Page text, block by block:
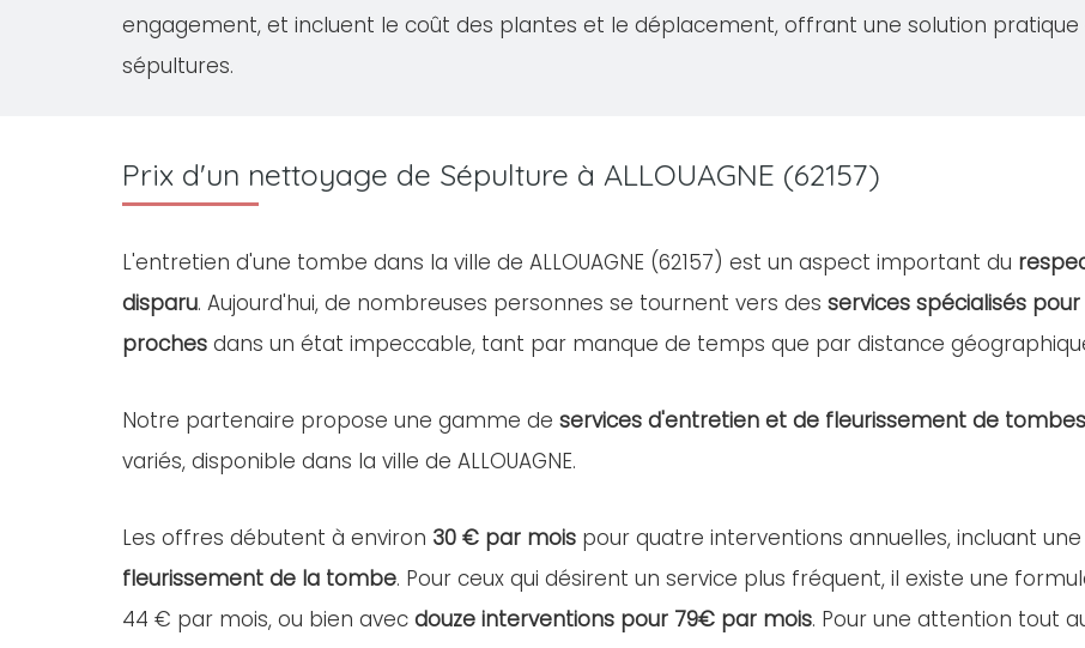
engagement, et incluent le coût des plantes et le déplacement, offrant une solution
sépultures.
Prix d'un nettoyage de Sépulture à ALLOUAGNE (62157)
L'entretien d'une tombe dans la ville de ALLOUAGNE (62157) est un aspect important du
disparu. Aujourd'hui, de nombreuses personnes se tournent vers des services spécialisés
proches dans un état impeccable, tant par manque de temps que par distance
Notre partenaire propose une gamme de services d'entretien et de fleurissement de tombes
variés, disponible dans la ville de ALLOUAGNE.
Les offres débutent à environ 30 € par mois pour quatre interventions annuelles, incluant une
fleurissement de la tombe. Pour ceux qui désirent un service plus fréquent, il existe une
44 € par mois, ou bien avec douze interventions pour 79€ par mois. Pour une attention tout